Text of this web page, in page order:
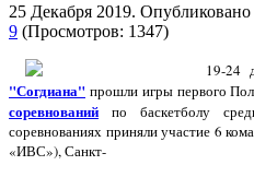
25 Декабря 2019. Опубликовано
9 (Просмотров: 1347)
19-24
"Согдиана" прошли игры первого
соревнований по баскетболу
соревнованиях приняли участие 6
«ИВС»), Санкт-